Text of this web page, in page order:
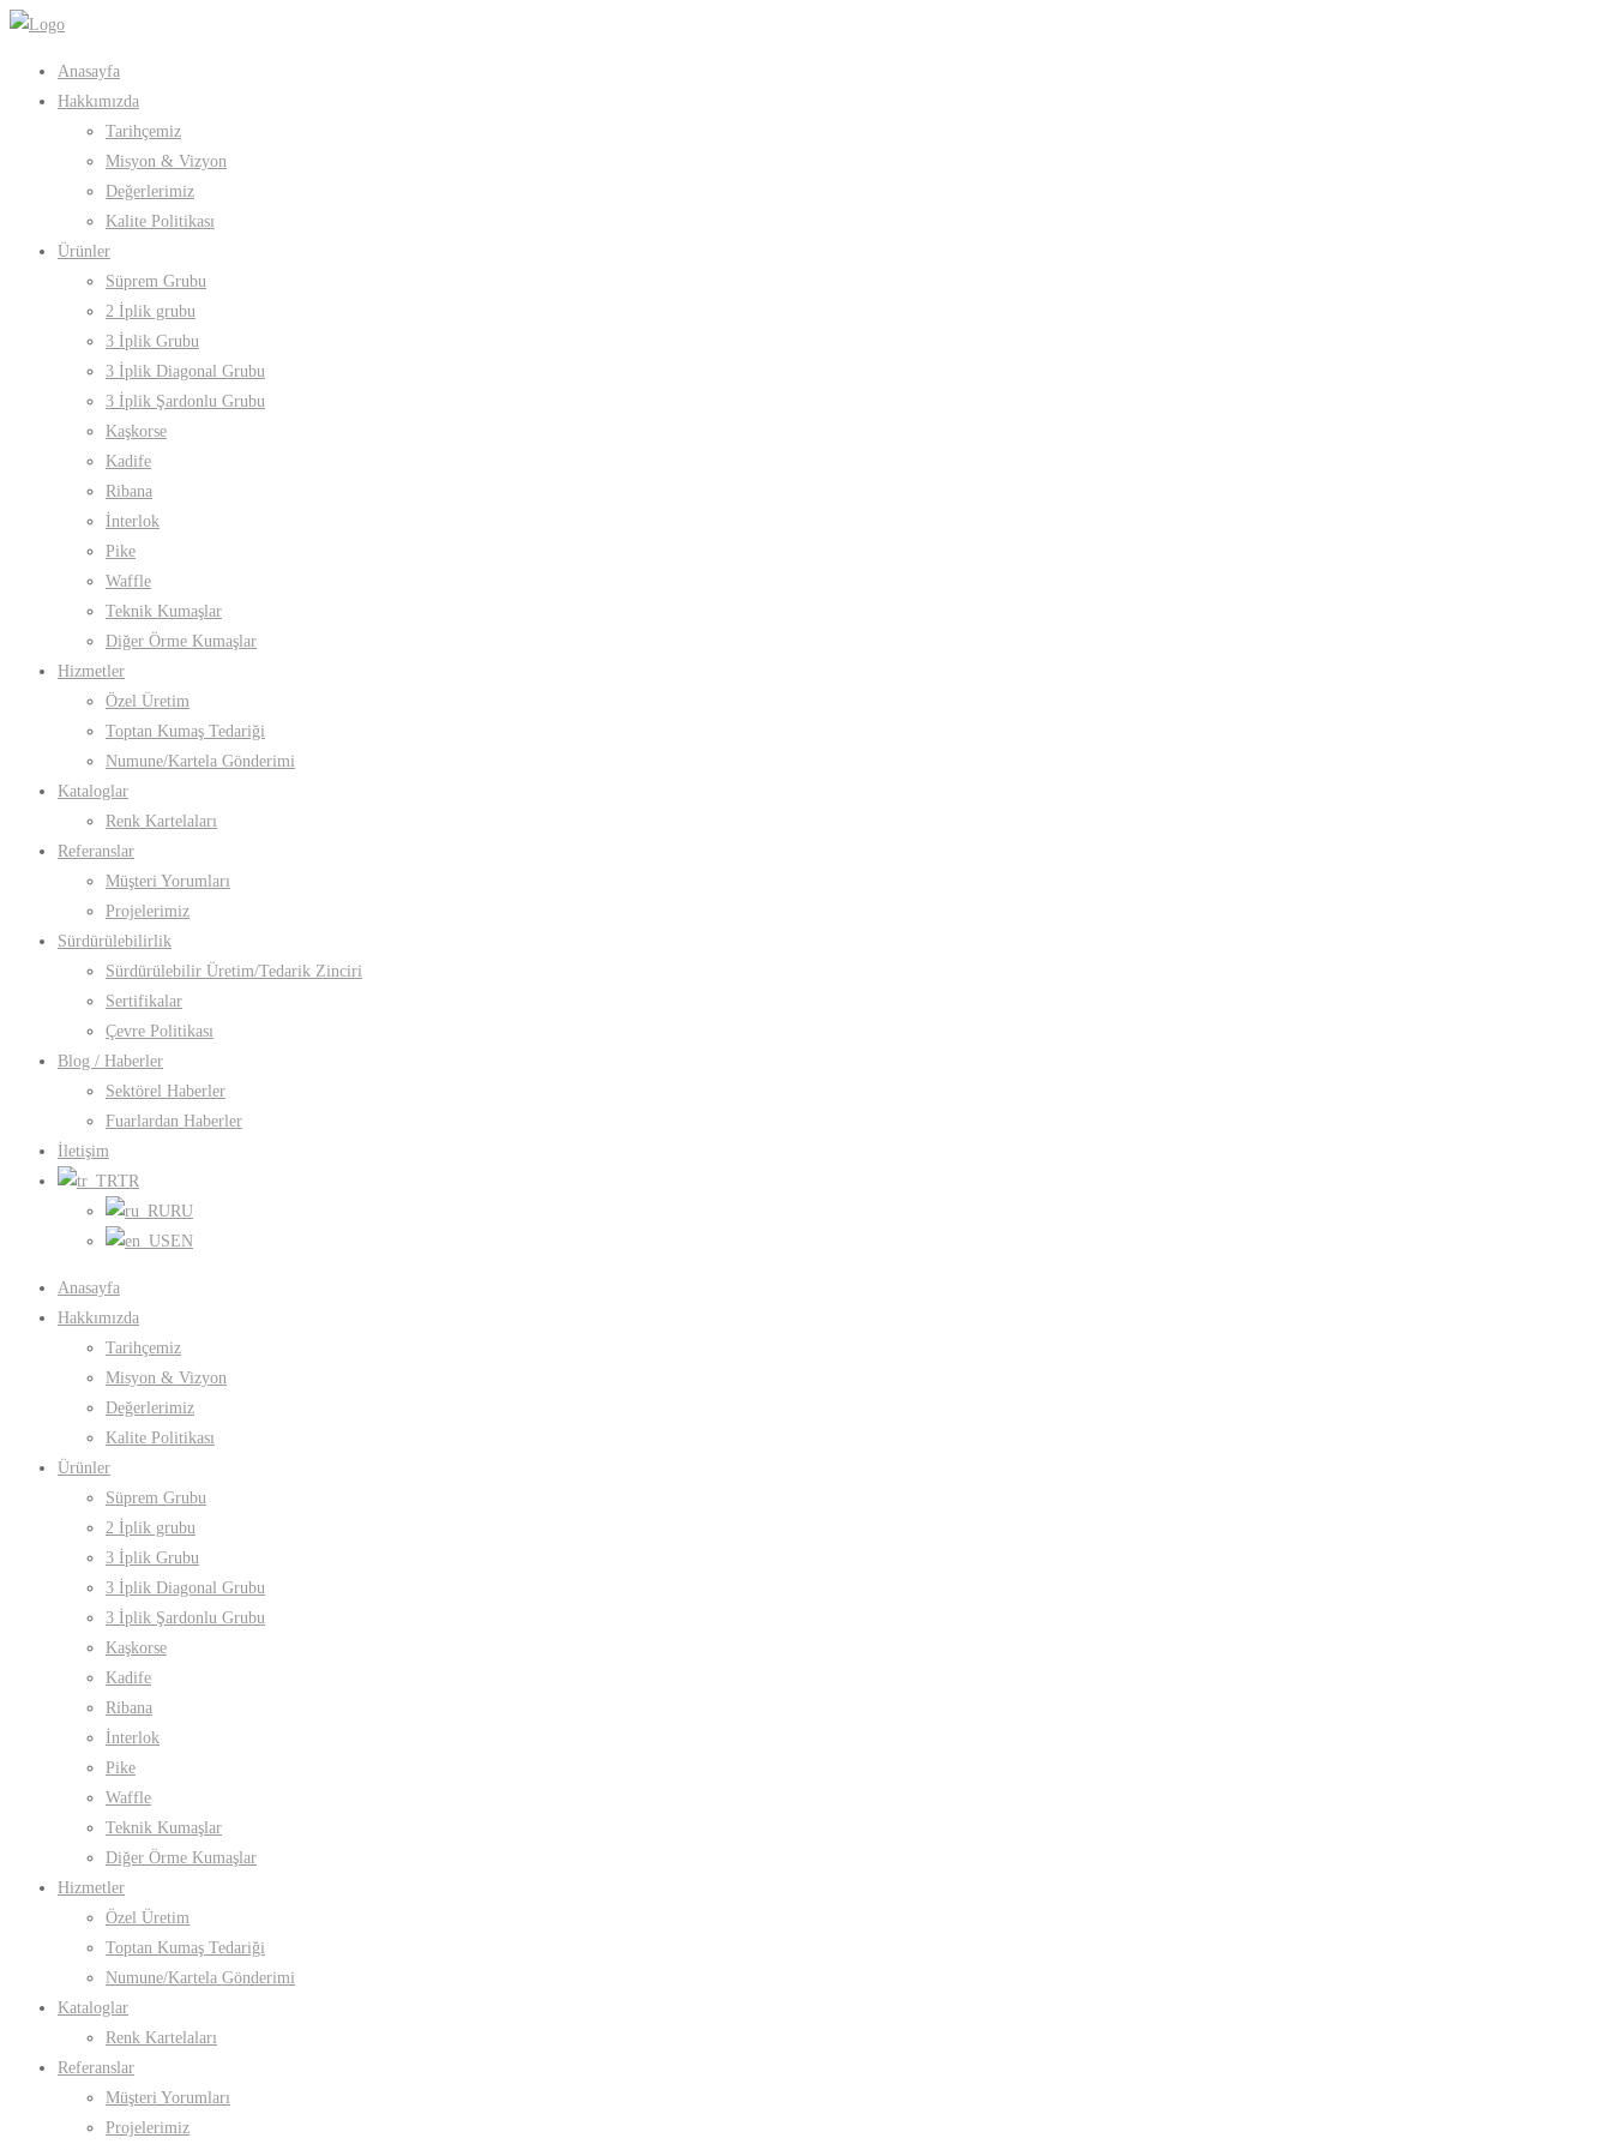
Anasayfa
Hakkımızda
Tarihçemiz
Misyon & Vizyon
Değerlerimiz
Kalite Politikası
Ürünler
Süprem Grubu
2 İplik grubu
3 İplik Grubu
3 İplik Diagonal Grubu
3 İplik Şardonlu Grubu
Kaşkorse
Kadife
Ribana
İnterlok
Pike
Waffle
Teknik Kumaşlar
Diğer Örme Kumaşlar
Hizmetler
Özel Üretim
Toptan Kumaş Tedariği
Numune/Kartela Gönderimi
Kataloglar
Renk Kartelaları
Referanslar
Müşteri Yorumları
Projelerimiz
Sürdürülebilirlik
Sürdürülebilir Üretim/Tedarik Zinciri
Sertifikalar
Çevre Politikası
Blog / Haberler
Sektörel Haberler
Fuarlardan Haberler
İletişim
TR
RU
EN
Anasayfa
Hakkımızda
Tarihçemiz
Misyon & Vizyon
Değerlerimiz
Kalite Politikası
Ürünler
Süprem Grubu
2 İplik grubu
3 İplik Grubu
3 İplik Diagonal Grubu
3 İplik Şardonlu Grubu
Kaşkorse
Kadife
Ribana
İnterlok
Pike
Waffle
Teknik Kumaşlar
Diğer Örme Kumaşlar
Hizmetler
Özel Üretim
Toptan Kumaş Tedariği
Numune/Kartela Gönderimi
Kataloglar
Renk Kartelaları
Referanslar
Müşteri Yorumları
Projelerimiz